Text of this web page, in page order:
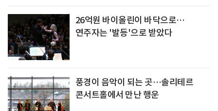
26억원 바이올린이 바닥으로…
연주자는 '발등'으로 받았다
풍경이 음악이 되는 곳…솔리테르
콘서트홀에서 만난 행운